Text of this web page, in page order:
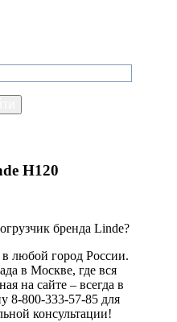
H120
бренда Linde?
любой город России.
в Москве, где вся
на сайте – всегда в
8-800-333-57-85 для
консультации!